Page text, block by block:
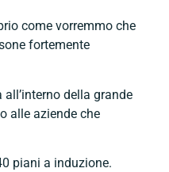
come vorremmo che
fortemente
della grande
alle aziende che
piani a induzione.